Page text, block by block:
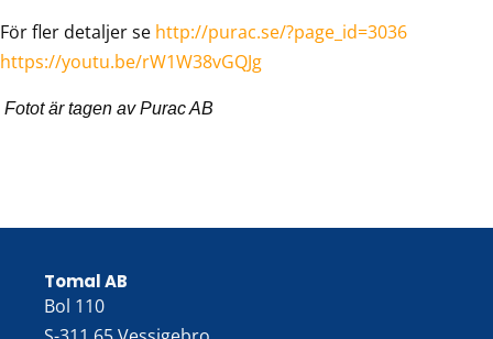
För fler detaljer se http://purac.se/?page_id=3036
https://youtu.be/rW1W38vGQJg
Fotot är tagen av Purac AB
Tomal AB
Bol 110